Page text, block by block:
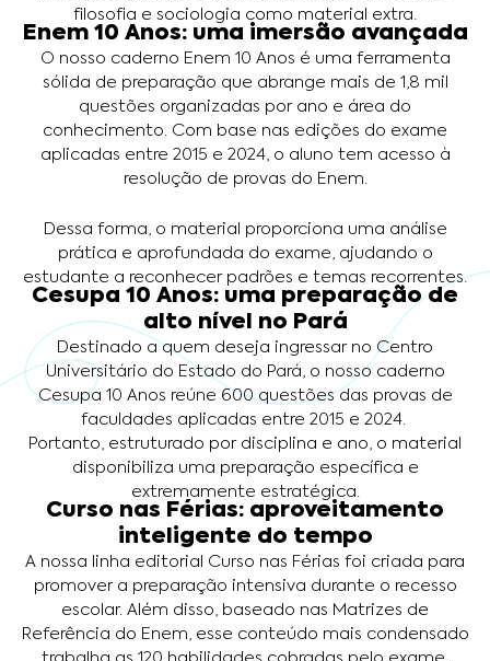
filosofia e sociologia como material extra.
Enem 10 Anos: uma imersão avançada
O nosso caderno Enem 10 Anos é uma ferramenta
sólida de preparação que abrange mais de 1,8 mil
questões organizadas por ano e área do
conhecimento. Com base nas edições do exame
aplicadas entre 2015 e 2024, o aluno tem acesso à
resolução de provas do Enem.
Dessa forma, o material proporciona uma análise
prática e aprofundada do exame, ajudando o
estudante a reconhecer padrões e temas recorrentes.
Cesupa 10 Anos: uma preparação de
alto nível no Pará
Destinado a quem deseja ingressar no Centro
Universitário do Estado do Pará, o nosso caderno
Cesupa 10 Anos reúne 600 questões das provas de
faculdades aplicadas entre 2015 e 2024.
Portanto, estruturado por disciplina e ano, o material
disponibiliza uma preparação específica e
extremamente estratégica.
Curso nas Férias: aproveitamento
inteligente do tempo
A nossa linha editorial Curso nas Férias foi criada para
promover a preparação intensiva durante o recesso
escolar. Além disso, baseado nas Matrizes de
Referência do Enem, esse conteúdo mais condensado